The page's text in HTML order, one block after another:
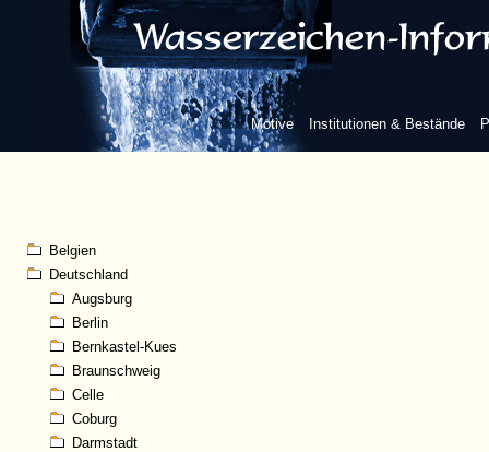
Motive Institutionen & Bestände
Belgien
Deutschland
Augsburg
Berlin
Bernkastel-Kues
Braunschweig
Celle
Coburg
Darmstadt